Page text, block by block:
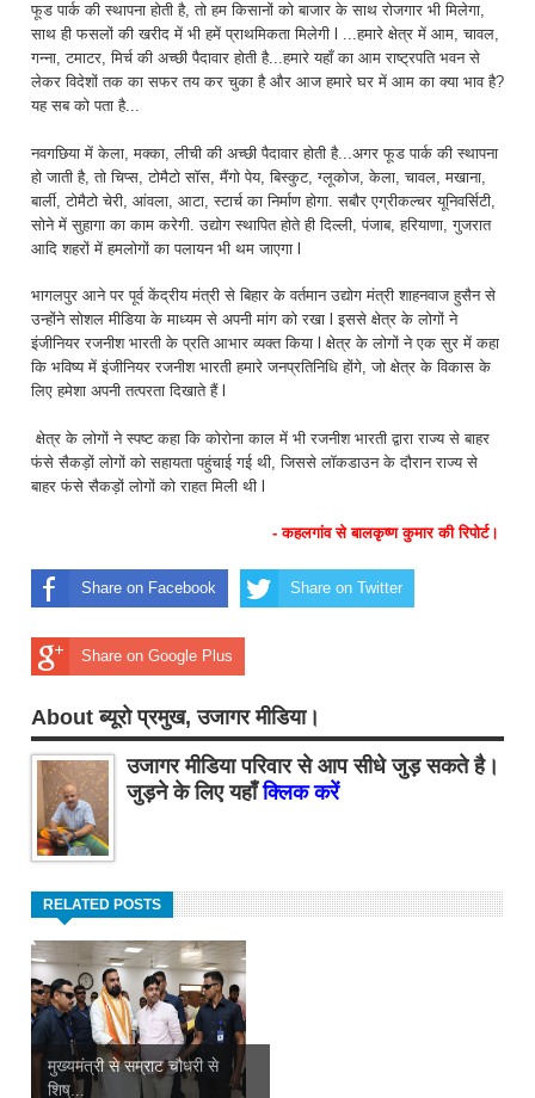
फूड पार्क की स्थापना होती है, तो हम किसानों को बाजार के साथ रोजगार भी मिलेगा,
साथ ही फसलों की खरीद में भी हमें प्राथमिकता मिलेगी l ...हमारे क्षेत्र में आम, चावल,
गन्ना, टमाटर, मिर्च की अच्छी पैदावार होती है...हमारे यहाँ का आम राष्ट्रपति भवन से
लेकर विदेशों तक का सफर तय कर चुका है और आज हमारे घर में आम का क्या भाव है?
यह सब को पता है...
नवगछिया में केला, मक्का, लीची की अच्छी पैदावार होती है...अगर फूड पार्क की स्थापना
हो जाती है, तो चिप्स, टोमैटो सॉस, मैंगो पेय, बिस्कुट, ग्लूकोज, केला, चावल, मखाना,
बार्ली, टोमैटो चेरी, आंवला, आटा, स्टार्च का निर्माण होगा. सबौर एग्रीकल्चर यूनिवर्सिटी,
सोने में सुहागा का काम करेगी. उद्योग स्थापित होते ही दिल्ली, पंजाब, हरियाणा, गुजरात
आदि शहरों में हमलोगों का पलायन भी थम जाएगा l
भागलपुर आने पर पूर्व केंद्रीय मंत्री से बिहार के वर्तमान उद्योग मंत्री शाहनवाज हुसैन से
उन्होंने सोशल मीडिया के माध्यम से अपनी मांग को रखा l इससे क्षेत्र के लोगों ने
इंजीनियर रजनीश भारती के प्रति आभार व्यक्त किया l क्षेत्र के लोगों ने एक सुर में कहा
कि भविष्य में इंजीनियर रजनीश भारती हमारे जनप्रतिनिधि होंगे, जो क्षेत्र के विकास के
लिए हमेशा अपनी तत्परता दिखाते हैं l
क्षेत्र के लोगों ने स्पष्ट कहा कि कोरोना काल में भी रजनीश भारती द्वारा राज्य से बाहर
फंसे सैकड़ों लोगों को सहायता पहुंचाई गई थी, जिससे लॉकडाउन के दौरान राज्य से
बाहर फंसे सैकड़ों लोगों को राहत मिली थी l
- कहलगांव से बालकृष्ण कुमार की रिपोर्ट।
Share on Facebook Share on Twitter
Share on Google Plus
About ब्यूरो प्रमुख, उजागर मीडिया।
उजागर मीडिया परिवार से आप सीधे जुड़ सकते है।
जुड़ने के लिए यहाँक्लिक करें
RELATED POSTS
मुख्यमंत्री से सम्राट चौधरी से
शिष्...